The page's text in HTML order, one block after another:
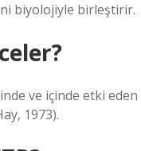
biyolojiyle birleştirir.
ve içinde etki
1973).